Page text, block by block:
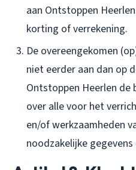
aan Ontstoppen
korting of verrekening.
De overeengekomen
niet eerder aan dan op
Ontstoppen Heerlen de
over alle voor het
en/of werkzaamheden
noodzakelijke gegevens